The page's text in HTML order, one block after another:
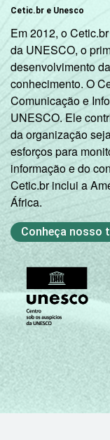
Cetic.br e Unesco
Em 2012, o
da UNESCO, o
desenvolvimento
conhecimento. O
Comunicação e
UNESCO. Ele
da organização
esforços para
informação e do
Cetic.br inclui a
África.
Conheça nosso